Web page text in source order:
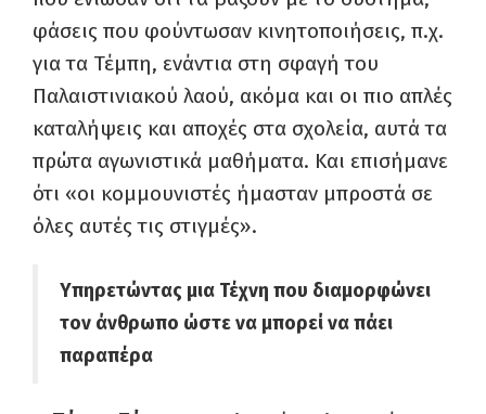
φάσεις που φούντωσαν κινητοποιήσεις, π.χ.
για τα Τέμπη, ενάντια στη σφαγή του
Παλαιστινιακού λαού, ακόμα και οι πιο απλές
καταλήψεις και αποχές στα σχολεία, αυτά τα
πρώτα αγωνιστικά μαθήματα. Και επισήμανε
ότι «οι κομμουνιστές ήμασταν μπροστά σε
όλες αυτές τις στιγμές».
Υπηρετώντας μια Τέχνη που διαμορφώνει
τον άνθρωπο ώστε να μπορεί να πάει
παραπέρα